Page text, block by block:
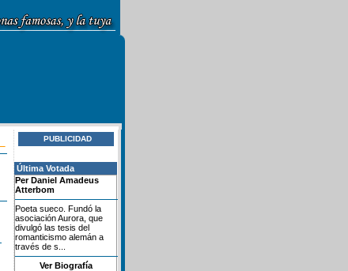
PUBLICIDAD
Última Votada
Per Daniel Amadeus
Atterbom
Poeta sueco. Fundó la
asociación Aurora, que
divulgó las tesis del
romanticismo alemán a
través de s...
Ver Biografía